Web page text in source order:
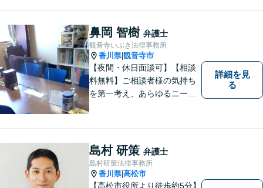
鼻岡 智樹 弁護士
観音寺いぶき法律事務所
香川県|観音寺市
【夜間・休日面談可】【相談
料無料】ご相談者様の気持ち
を第一考え、あらゆるニーズ
の問題解決のサポートをさせ
ていただきます。ご相談は無
料ですので、お気軽にご相談
ください。
詳細を見
る
島村 研策 弁護士
島村研策法律事務所
香川県|高松市
【高松市役所より徒歩約5分】